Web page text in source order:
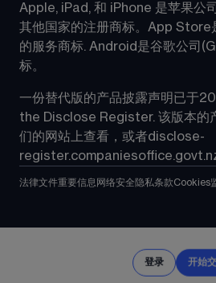
登录 开始
Apple, iPad, 和 iPhone 是苹果公
其他国家的注册商标。App Store
的服务商标. Android是谷歌公司
标。
一份替代版的产品披露声明已于
the Disclose Register. 该版本的
们的网站上查看，或者disclose-
法律文件重要信息 网络安全 隐私条款Cookies